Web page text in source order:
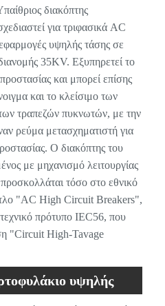
διακόπτης
για τριφασικά AC
υψηλής τάσης σε
35KV. Εξυπηρετεί το
και μπορεί επίσης
και το κλείσιμο των
τραπεζών πυκνωτών, με την
ρεύμα μετασχηματιστή για
Ο διακόπτης του
με μηχανισμό λειτουργίας
τόσο στο εθνικό
"AC High Circuit Breakers",
πρότυπο IEC56, που
"Circuit High-Tavage
υψηλής